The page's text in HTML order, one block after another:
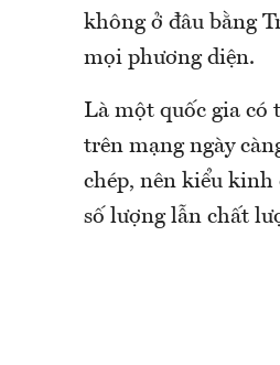
không ở đâu bằng
mọi phương diện.
Là một quốc gia có
trên mạng ngày
chép, nên kiểu kinh
số lượng lẫn chất